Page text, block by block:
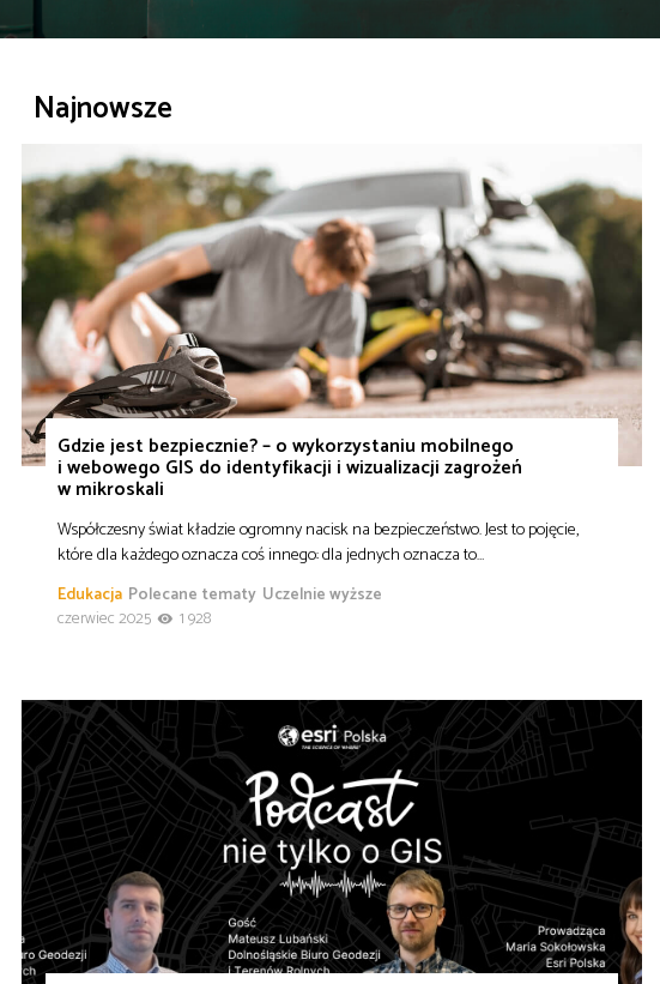
Najnowsze
Gdzie jest bezpiecznie? – o wykorzystaniu mobilnego
i webowego GIS do identyfikacji i wizualizacji zagrożeń
w mikroskali
Współczesny świat kładzie ogromny nacisk na bezpieczeństwo. Jest to pojęcie,
które dla każdego oznacza coś innego: dla jednych oznacza to…
Edukacja Polecane tematy Uczelnie wyższe
czerwiec 2025
1 928